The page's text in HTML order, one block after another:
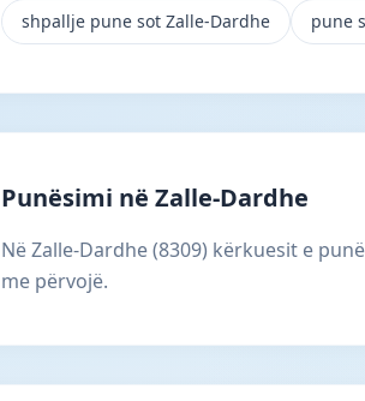
shpallje pune sot Zalle-Dardhe pune
Punësimi në Zalle-Dardhe
Në Zalle-Dardhe (8309) kërkuesit e
me përvojë.